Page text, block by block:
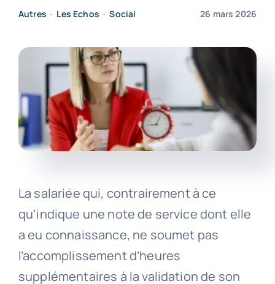
Autres • Les Echos •Social 26 mars 2026
La salariée qui, contrairement à ce
qu’indique une note de service dont elle
a eu connaissance, ne soumet pas
l’accomplissement d’heures
supplémentaires à la validation de son